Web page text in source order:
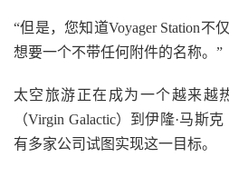
“但是，您知道Voyager Station不
想要一个不带任何附件的名称。”
太空旅游正在成为一个越来越
（Virgin Galactic）到伊隆·马斯克
有多家公司试图实现这一目标。